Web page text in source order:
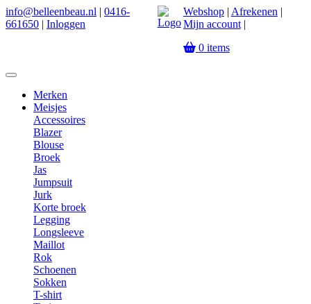
info@belleenbeau.nl | 0416-
661650 | Inloggen
Webshop| Afrekenen |
Mijn account|
0items
Merken
Meisjes
Accessoires
Blazer
Blouse
Broek
Jas
Jumpsuit
Jurk
Korte broek
Legging
Longsleeve
Maillot
Rok
Schoenen
Sokken
T-shirt